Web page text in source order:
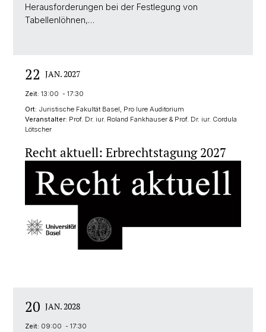
Herausforderungen bei der Festlegung von
Tabellenlöhnen,…
22 JAN. 2027
Zeit: 13:00 - 17:30
Ort: Juristische Fakultät Basel, Pro Iure Auditorium
Veranstalter: Prof. Dr. iur. Roland Fankhauser & Prof. Dr. iur. Cordula
Lötscher
Recht aktuell: Erbrechtstagung 2027
20 JAN. 2028
Zeit: 09:00 - 17:30